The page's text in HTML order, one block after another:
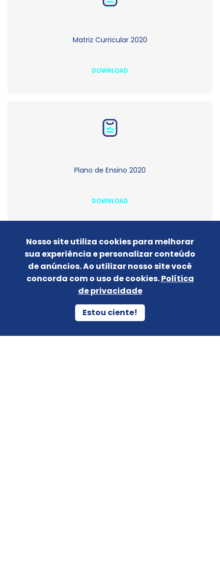
Matriz Curricular 2020
DOWNLOAD
Plano de Ensino 2020
DOWNLOAD
Nosso site utiliza cookies para melhorar
sua experiência e personalizar conteúdo
de anúncios. Ao utilizar nosso site você
concorda com o uso de cookies.Política
de privacidade
Estou ciente!